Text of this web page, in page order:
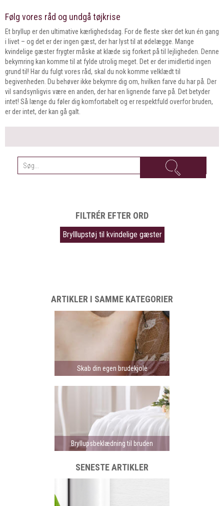
Følg vores råd og undgå tøjkrise
Et bryllup er den ultimative kærlighedsdag. For de fleste sker det kun én gang
i livet – og det er der ingen gæst, der har lyst til at ødelægge. Mange
kvindelige gæster frygter måske at klæde sig forkert på til lejligheden. Denne
bekymring kan komme til at fylde utrolig meget. Det er der imidlertid ingen
grund til! Har du fulgt vores råd, skal du nok komme velklædt til
begivenheden. Du behøver ikke bekymre dig om, hvilken farve du har på. Der
vil sandsynligvis være en anden, der har en lignende farve på. Det betyder
intet! Så længe du føler dig komfortabelt og er respektfuld overfor bruden,
er der intet, der kan gå galt.
FILTRÉR EFTER ORD
Brylllupstøj til kvindelige gæster
ARTIKLER I SAMME KATEGORIER
Skab din egen brudekjole
Bryllupsbeklædning til bruden
SENESTE ARTIKLER